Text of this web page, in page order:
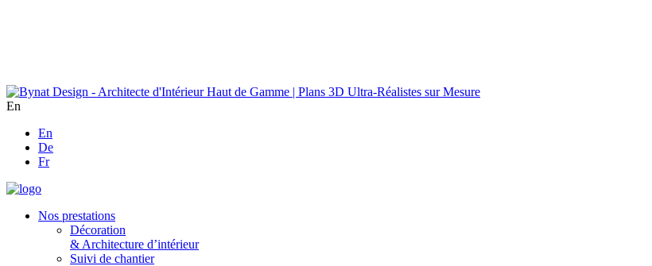
En
En
De
Fr
Nos prestations
Décoration
& Architecture d’intérieur
Suivi de chantier